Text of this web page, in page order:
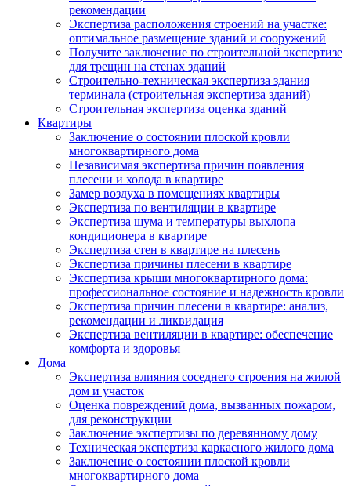
рекомендации
Экспертиза расположения строений на участке:
оптимальное размещение зданий и сооружений
Получите заключение по строительной экспертизе
для трещин на стенах зданий
Строительно-техническая экспертиза здания
терминала (строительная экспертиза зданий)
Строительная экспертиза оценка зданий
Квартиры
Заключение о состоянии плоской кровли
многоквартирного дома
Независимая экспертиза причин появления
плесени и холода в квартире
Замер воздуха в помещениях квартиры
Экспертиза по вентиляции в квартире
Экспертиза шума и температуры выхлопа
кондиционера в квартире
Экспертиза стен в квартире на плесень
Экспертиза причины плесени в квартире
Экспертиза крыши многоквартирного дома:
профессиональное состояние и надежность кровли
Экспертиза причин плесени в квартире: анализ,
рекомендации и ликвидация
Экспертиза вентиляции в квартире: обеспечение
комфорта и здоровья
Дома
Экспертиза влияния соседнего строения на жилой
дом и участок
Оценка повреждений дома, вызванных пожаром,
для реконструкции
Заключение экспертизы по деревянному дому
Техническая экспертиза каркасного жилого дома
Заключение о состоянии плоской кровли
многоквартирного дома